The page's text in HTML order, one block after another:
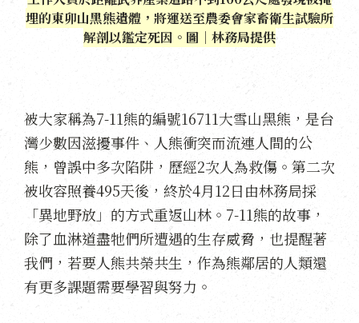
埋的東卯山黑熊遺體，將運送至農委會家畜衛生試驗所
解剖以鑑定死因。圖｜林務局提供
被大家稱為7-11熊的編號16711大雪山黑熊，是台
灣少數因滋擾事件、人熊衝突而流連人間的公
熊，曾誤中多次陷阱，歷經2次人為救傷。第二次
被收容照養495天後，終於4月12日由林務局採
「異地野放」的方式重返山林。7-11熊的故事，
除了血淋道盡牠們所遭遇的生存威脅，也提醒著
我們，若要人熊共榮共生，作為熊鄰居的人類還
有更多課題需要學習與努力。